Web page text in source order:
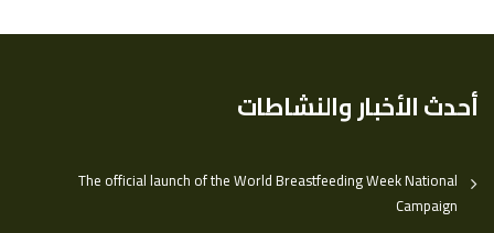
أحدث الأخبار والنشاطات
The official launch of the World Breastfeeding Week National
Campaign